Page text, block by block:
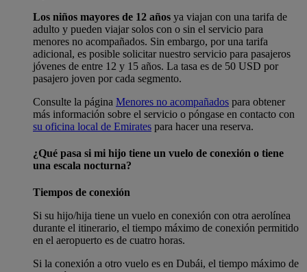
Los niños mayores de 12 años ya viajan con una tarifa de
adulto y pueden viajar solos con o sin el servicio para
menores no acompañados. Sin embargo, por una tarifa
adicional, es posible solicitar nuestro servicio para pasajeros
jóvenes de entre 12 y 15 años. La tasa es de 50 USD por
pasajero joven por cada segmento.
Consulte la página Menores no acompañados para obtener
más información sobre el servicio o póngase en contacto con
su oficina local de Emirates para hacer una reserva.
¿Qué pasa si mi hijo tiene un vuelo de conexión o tiene
una escala nocturna?
Tiempos de conexión
Si su hijo/hija tiene un vuelo en conexión con otra aerolínea
durante el itinerario, el tiempo máximo de conexión permitido
en el aeropuerto es de cuatro horas.
Si la conexión a otro vuelo es en Dubái, el tiempo máximo de